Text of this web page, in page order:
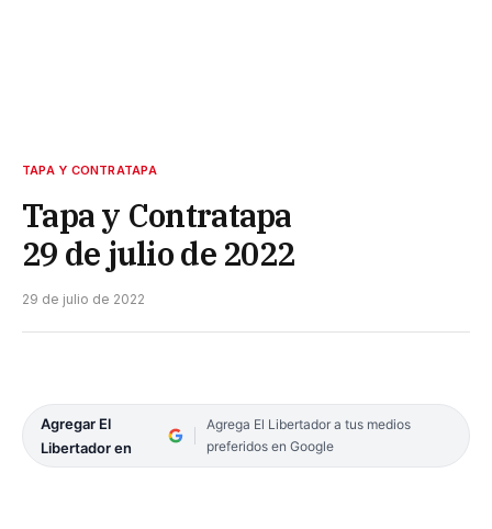
TAPA Y CONTRATAPA
Tapa y Contratapa
29 de julio de 2022
29 de julio de 2022
Agregar El
Libertador en
Agrega El Libertador a tus medios
preferidos en Google